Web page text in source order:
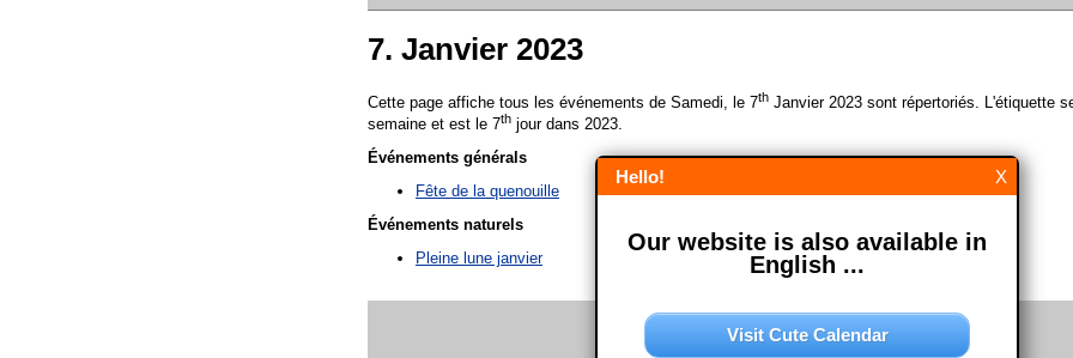
7. Janvier 2023
Cette page affiche tous les événements de Samedi, le 7th Janvier 2023 sont répertoriés. L'étiquette
semaine et est le 7th jour dans 2023.
Événements générals
Fête de la quenouille
Événements naturels
Pleine lune janvier
X
Hello!
Our website is also available in
English ...
Visit Cute Calendar